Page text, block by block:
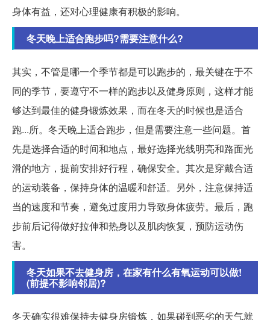
身体有益，还对心理健康有积极的影响。
冬天晚上适合跑步吗?需要注意什么?
其实，不管是哪一个季节都是可以跑步的，最关键在于不
同的季节，要遵守不一样的跑步以及健身原则，这样才能
够达到最佳的健身锻炼效果，而在冬天的时候也是适合
跑...所。冬天晚上适合跑步，但是需要注意一些问题。首
先是选择合适的时间和地点，最好选择光线明亮和路面光
滑的地方，提前安排好行程，确保安全。其次是穿戴合适
的运动装备，保持身体的温暖和舒适。另外，注意保持适
当的速度和节奏，避免过度用力导致身体疲劳。最后，跑
步前后记得做好拉伸和热身以及肌肉恢复，预防运动伤
害。
冬天如果不去健身房，在家有什么有氧运动可以做!
(前提不影响邻居)?
冬天确实很难保持去健身房锻炼，如果碰到恶劣的天气就